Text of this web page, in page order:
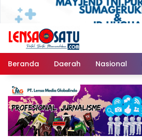
Beranda Daerah Nasional